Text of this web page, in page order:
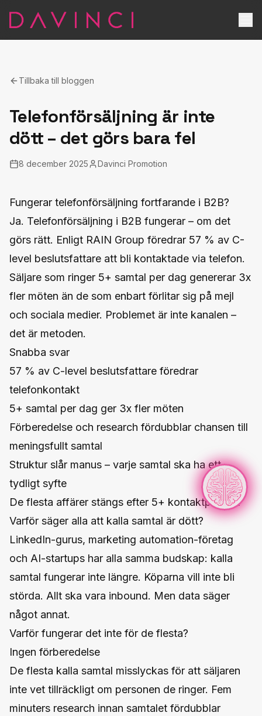
Tillbaka till bloggen
Telefonförsäljning är inte
dött – det görs bara fel
8 december 2025 Davinci Promotion
Fungerar telefonförsäljning fortfarande i B2B?
Ja. Telefonförsäljning i B2B fungerar – om det
görs rätt. Enligt RAIN Group föredrar 57 % av C-
level beslutsfattare att bli kontaktade via telefon.
Säljare som ringer 5+ samtal per dag genererar 3x
fler möten än de som enbart förlitar sig på mejl
och sociala medier. Problemet är inte kanalen –
det är metoden.
Snabba svar
57 % av C-level beslutsfattare föredrar
telefonkontakt
5+ samtal per dag ger 3x fler möten
Förberedelse och research fördubblar chansen till
meningsfullt samtal
Struktur slår manus – varje samtal ska ha ett
tydligt syfte
De flesta affärer stängs efter 5+ kontaktpunkter
Varför säger alla att kalla samtal är dött?
LinkedIn-gurus, marketing automation-företag
och AI-startups har alla samma budskap: kalla
samtal fungerar inte längre. Köparna vill inte bli
störda. Allt ska vara inbound. Men data säger
något annat.
Varför fungerar det inte för de flesta?
Ingen förberedelse
De flesta kalla samtal misslyckas för att säljaren
inte vet tillräckligt om personen de ringer. Fem
minuters research innan samtalet fördubblar